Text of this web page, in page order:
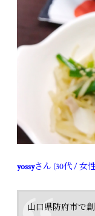
yossyさん (30代 / 女
山口県防府市で